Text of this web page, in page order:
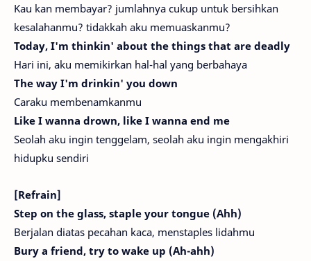
Kau kan membayar? jumlahnya cukup untuk bersihkan
kesalahanmu? tidakkah aku memuaskanmu?
Today, I'm thinkin' about the things that are deadly
Hari ini, aku memikirkan hal-hal yang berbahaya
The way I'm drinkin' you down
Caraku membenamkanmu
Like I wanna drown, like I wanna end me
Seolah aku ingin tenggelam, seolah aku ingin mengakhiri
hidupku sendiri
[Refrain]
Step on the glass, staple your tongue (Ahh)
Berjalan diatas pecahan kaca, menstaples lidahmu
Bury a friend, try to wake up (Ah-ahh)